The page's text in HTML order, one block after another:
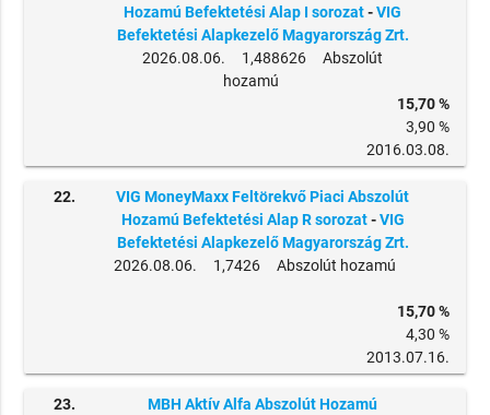
Hozamú Befektetési Alap I sorozat-VIG
Befektetési Alapkezelő Magyarország Zrt.
2026.08.06. 1,488626 Abszolút
hozamú
15,70 %
3,90 %
2016.03.08.
22.
VIG MoneyMaxx Feltörekvő Piaci Abszolút
Hozamú Befektetési Alap R sorozat-VIG
Befektetési Alapkezelő Magyarország Zrt.
2026.08.06. 1,7426 Abszolút hozamú
15,70 %
4,30 %
2013.07.16.
23.
MBH Aktív Alfa Abszolút Hozamú